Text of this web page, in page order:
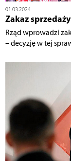
01.03.2024
Zakaz
Rząd wprowadzi
– decyzję w tej